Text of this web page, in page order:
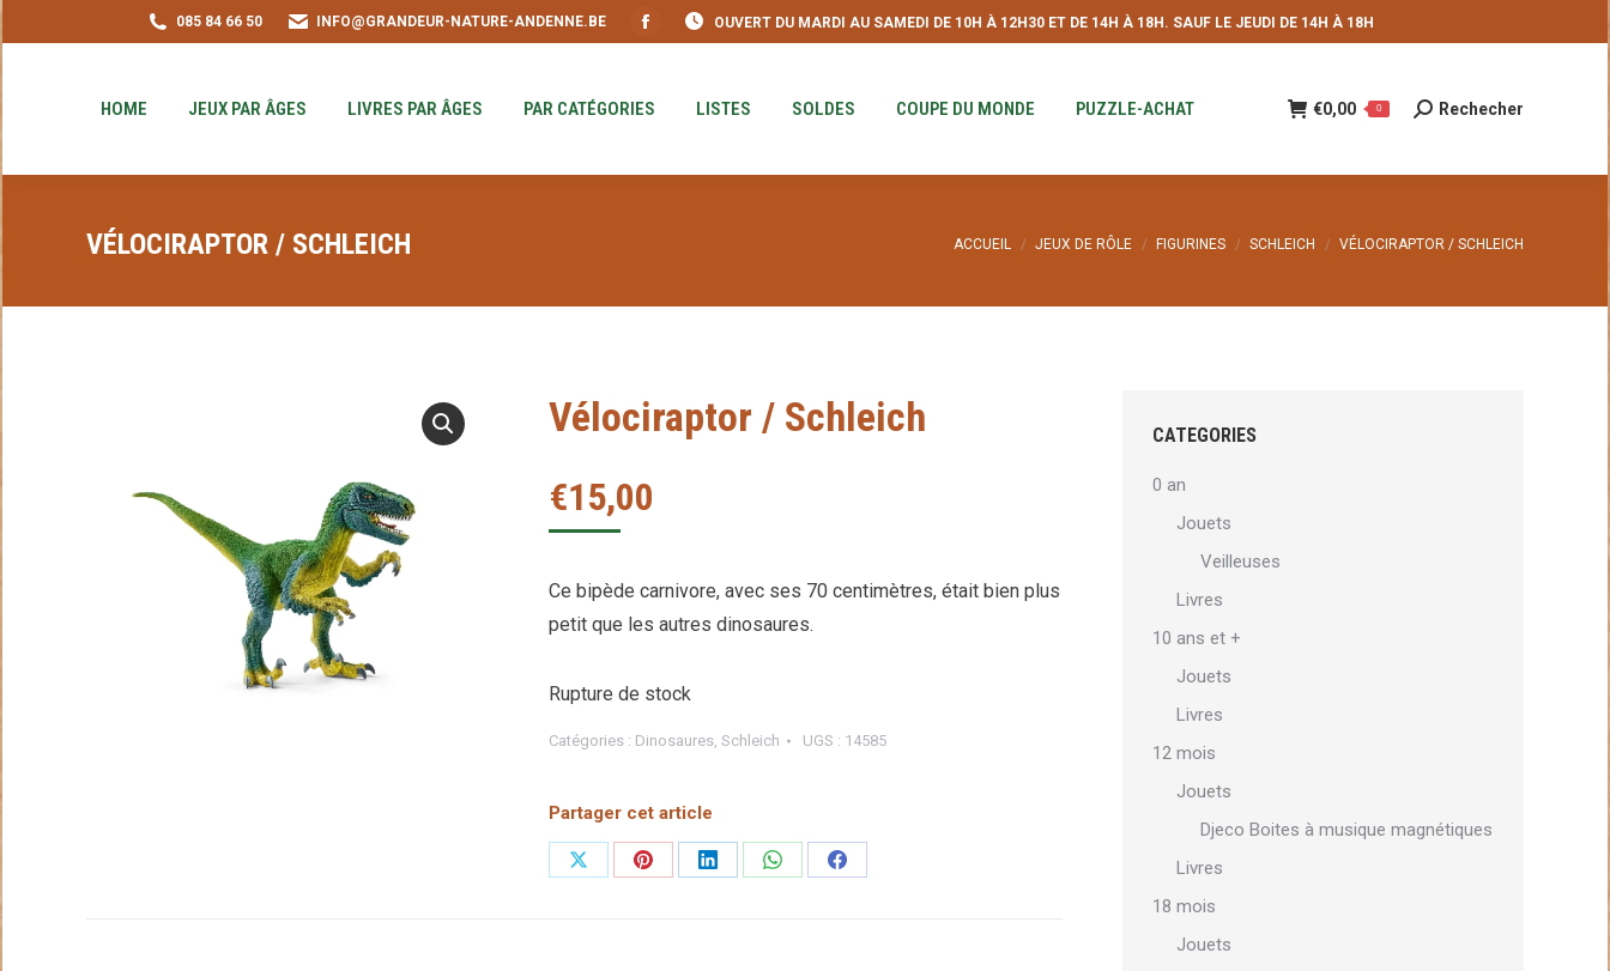
085 84 66 50 INFO@GRANDEUR-NATURE-ANDENNE.BE
Facebook
opens
OUVERT DU MARDI AU SAMEDI DE 10H À 12H30 ET DE 14H À 18H. SAUF LE JEUDI DE 14H À 18H
HOME JEUX PAR ÂGES LIVRES PAR ÂGES PAR CATÉGORIES LISTES SOLDES COUPE DU MONDE PUZZLE-ACHAT €0,00 0
Recherche
Rechecher
VÉLOCIRAPTOR / SCHLEICH Vous êtes ici :
ACCUEIL JEUX DE RÔLE FIGURINES SCHLEICH VÉLOCIRAPTOR / SCHLEICH
Vélociraptor / Schleich
€15,00
Ce bipède carnivore, avec ses 70 centimètres, était bien plus
petit que les autres dinosaures.
Rupture de stock
Catégories : Dinosaures, Schleich UGS : 14585
Partager cet article
PartagerPartagerPartagerPartagerPartager
CATEGORIES
0 an
Jouets
Veilleuses
Livres
10 ans et +
Jouets
Livres
12 mois
Jouets
Djeco Boites à musique magnétiques
Livres
18 mois
Jouets
HOME JEUX PAR ÂGES LIVRES PAR ÂGES PAR CATÉGORIES LISTES SOLDES COUPE DU MONDE
PUZZLE-ACHAT
: